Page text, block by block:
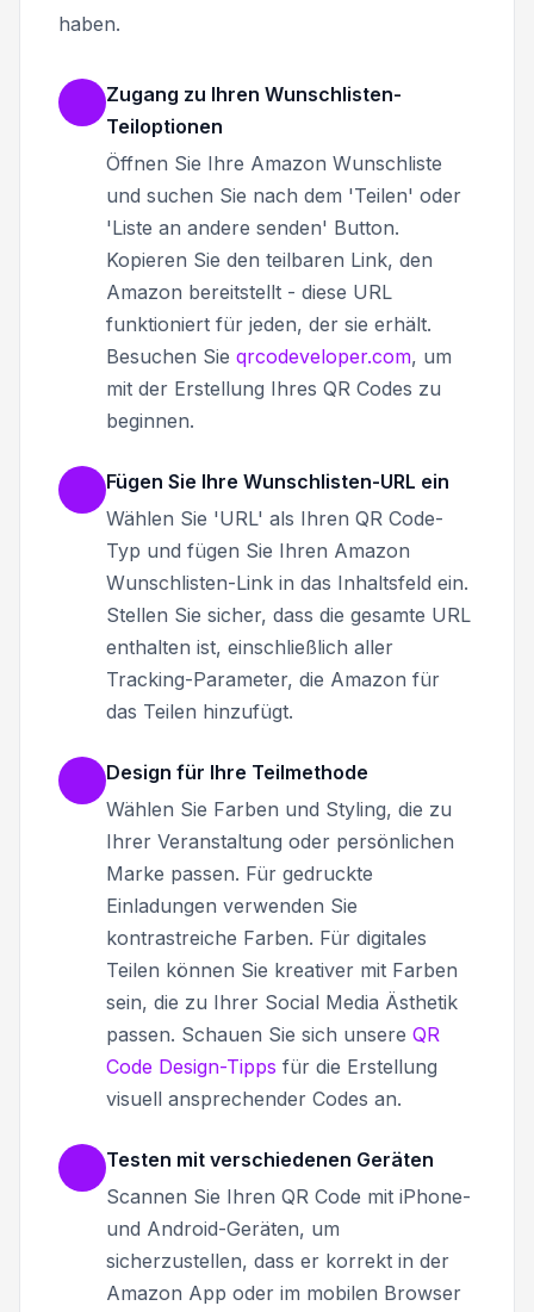
haben.
Zugang zu Ihren Wunschlisten-
Teiloptionen
Öffnen Sie Ihre Amazon Wunschliste
und suchen Sie nach dem 'Teilen' oder
'Liste an andere senden' Button.
Kopieren Sie den teilbaren Link, den
Amazon bereitstellt - diese URL
funktioniert für jeden, der sie erhält.
Besuchen Sie qrcodeveloper.com, um
mit der Erstellung Ihres QR Codes zu
beginnen.
Fügen Sie Ihre Wunschlisten-URL ein
Wählen Sie 'URL' als Ihren QR Code-
Typ und fügen Sie Ihren Amazon
Wunschlisten-Link in das Inhaltsfeld ein.
Stellen Sie sicher, dass die gesamte URL
enthalten ist, einschließlich aller
Tracking-Parameter, die Amazon für
das Teilen hinzufügt.
Design für Ihre Teilmethode
Wählen Sie Farben und Styling, die zu
Ihrer Veranstaltung oder persönlichen
Marke passen. Für gedruckte
Einladungen verwenden Sie
kontrastreiche Farben. Für digitales
Teilen können Sie kreativer mit Farben
sein, die zu Ihrer Social Media Ästhetik
passen. Schauen Sie sich unsere QR
Code Design-Tipps für die Erstellung
visuell ansprechender Codes an.
Testen mit verschiedenen Geräten
Scannen Sie Ihren QR Code mit iPhone-
und Android-Geräten, um
sicherzustellen, dass er korrekt in der
Amazon App oder im mobilen Browser